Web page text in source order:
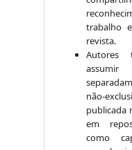
trabalho
revista.
Autores
assumir
não-
publicada
em
como